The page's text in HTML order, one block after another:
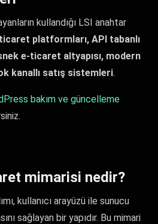
kullandığı LSI anahtar
platformları, API tabanlı
e-ticaret altyapısı, modern
kanallı satış sistemleri.
bakım ve güncelleme
mimarisi nedir?
kullanıcı arayüzü ile sunucu
sağlayan bir yapıdır. Bu mimari